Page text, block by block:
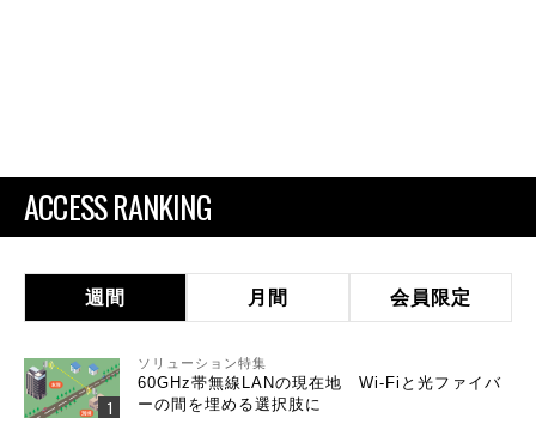
ACCESS RANKING
週間 月間 会員限定
ソリューション特集
60GHz帯無線LANの現在地 Wi-Fiと光ファイバ
ーの間を埋める選択肢に